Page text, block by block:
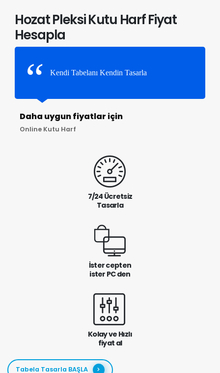
Hozat Pleksi Kutu Harf Fiyat
Hesapla
Kendi Tabelanı Kendin Tasarla
Daha uygun fiyatlar için
Online Kutu Harf
7/24 Ücretsiz
Tasarla
İster cepten
ister PC den
Kolay ve Hızlı
fiyat al
Tabela Tasarla BAŞLA